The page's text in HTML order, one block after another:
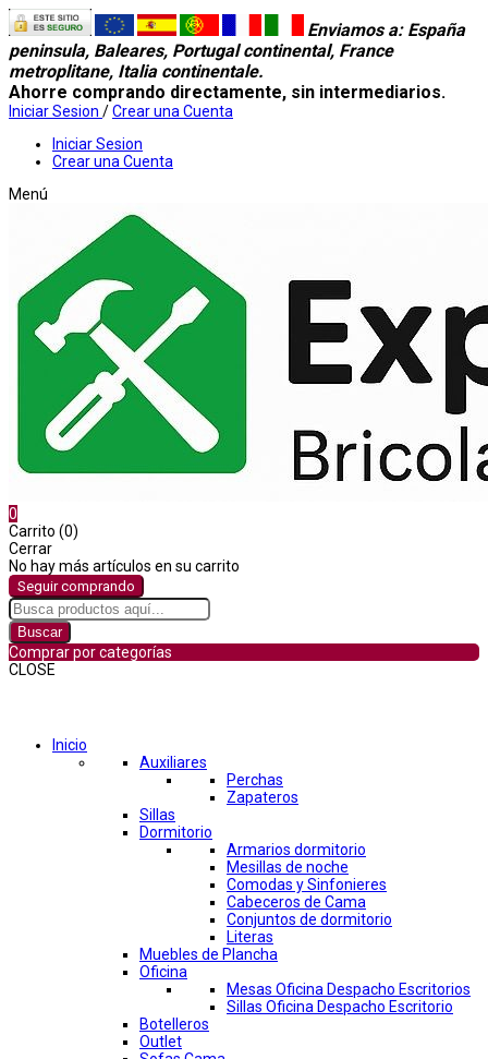
Enviamos a: España
peninsula, Baleares, Portugal continental, France
metroplitane, Italia continentale.
Ahorre comprando directamente, sin intermediarios.
Iniciar Sesion /Crear una Cuenta
Iniciar Sesion
Crear una Cuenta
Menú
0
Carrito (0)
Cerrar
No hay más artículos en su carrito
Seguir comprando
Buscar
Comprar por categorías
CLOSE
Inicio
Auxiliares
Perchas
Zapateros
Sillas
Dormitorio
Armarios dormitorio
Mesillas de noche
Comodas y Sinfonieres
Cabeceros de Cama
Conjuntos de dormitorio
Literas
Muebles de Plancha
Oficina
Mesas Oficina Despacho Escritorios
Sillas Oficina Despacho Escritorio
Botelleros
Outlet